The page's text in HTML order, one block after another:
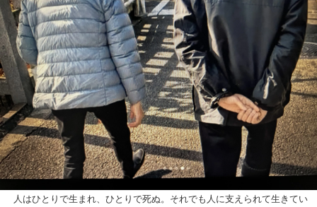
人はひとりで生まれ、ひとりで死ぬ。それでも人に支えられて生きてい